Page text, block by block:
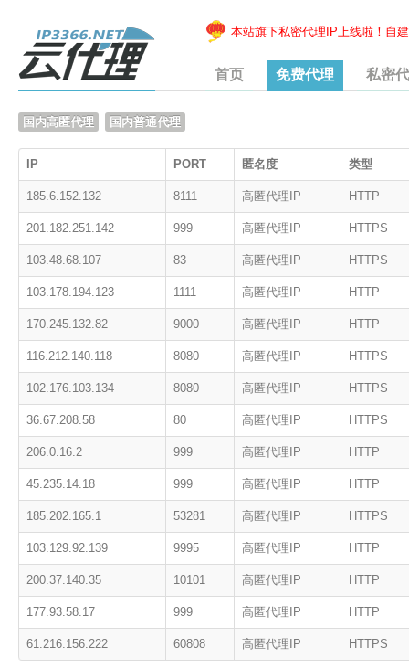
本站旗下私密代理IP上线啦！自
首页 免费代理 私密
国内高匿代理 国内普通代理
IP PORT 匿名度 类型
185.6.152.132 8111 高匿代理IP HTTP
201.182.251.142 999 高匿代理IP HTTPS
103.48.68.107 83 高匿代理IP HTTPS
103.178.194.123 1111 高匿代理IP HTTP
170.245.132.82 9000 高匿代理IP HTTP
116.212.140.118 8080 高匿代理IP HTTPS
102.176.103.134 8080 高匿代理IP HTTPS
36.67.208.58 80 高匿代理IP HTTPS
206.0.16.2 999 高匿代理IP HTTP
45.235.14.18 999 高匿代理IP HTTP
185.202.165.1 53281 高匿代理IP HTTPS
103.129.92.139 9995 高匿代理IP HTTP
200.37.140.35 10101 高匿代理IP HTTP
177.93.58.17 999 高匿代理IP HTTP
61.216.156.222 60808 高匿代理IP HTTPS